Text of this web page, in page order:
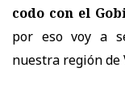
codo con el
por eso voy a
nuestra región de